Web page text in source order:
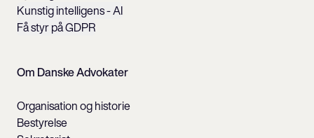
Kunstig intelligens - AI
Få styr på GDPR
Om Danske Advokater
Organisation og historie
Bestyrelse